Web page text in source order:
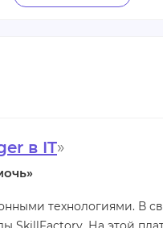
– редкость для
в IT»
технологиями. В